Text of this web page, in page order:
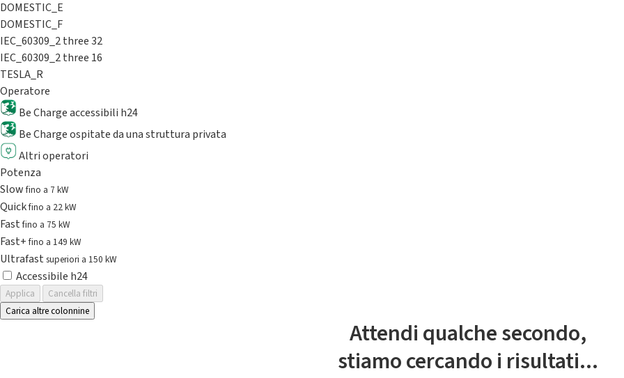
DOMESTIC_E
DOMESTIC_F
IEC_60309_2 three 32
IEC_60309_2 three 16
TESLA_R
Operatore
Be Charge accessibili h24
Be Charge ospitate da una struttura privata
Altri operatori
Potenza
Slowfino a 7 kW
Quickfino a 22 kW
Fastfino a 75 kW
Fast+fino a 149 kW
Ultrafast superiori a 150 kW
Accessibile h24
Applica
Cancella filtri
Carica altre colonnine
Attendi qualche secondo,
stiamo cercando i risultati...